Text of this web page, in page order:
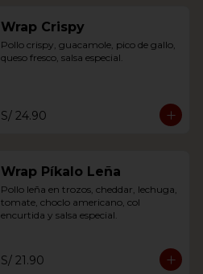
Wrap Crispy
Pollo crispy, guacamole, pico de gallo,
queso fresco, salsa especial.
S/ 24.90
Wrap Píkalo Leña
Pollo leña en trozos, cheddar, lechuga,
tomate, choclo americano, col
encurtida y salsa especial.
S/ 21.90